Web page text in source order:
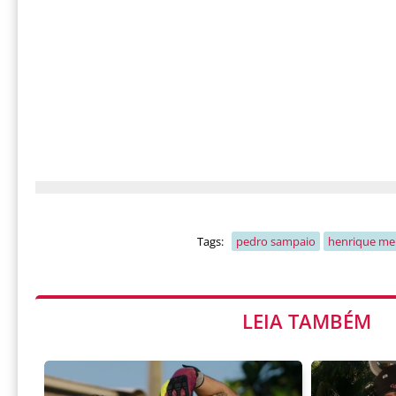
Tags: pedro sampaio henrique
LEIA TAMBÉM